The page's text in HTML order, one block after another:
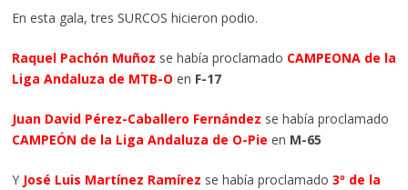
En esta gala, tres SURCOS hicieron podio.
Raquel Pachón Muñoz se había proclamado CAMPEONA de la
Liga Andaluza de MTB-O en F-17
Juan David Pérez-Caballero Fernández se había proclamado
CAMPEÓN de la Liga Andaluza de O-Pie en M-65
Y José Luis Martínez Ramírez se había proclamado 3º de la